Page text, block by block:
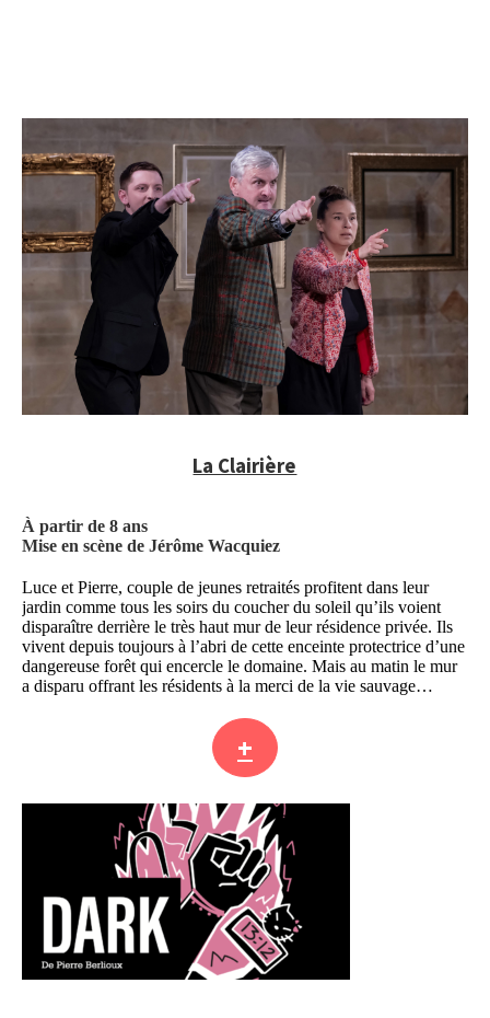
La Clairière
À partir de 8 ans
Mise en scène de Jérôme Wacquiez
Luce et Pierre, couple de jeunes retraités profitent dans leur
jardin comme tous les soirs du coucher du soleil qu’ils voient
disparaître derrière le très haut mur de leur résidence privée. Ils
vivent depuis toujours à l’abri de cette enceinte protectrice d’une
dangereuse forêt qui encercle le domaine. Mais au matin le mur
a disparu offrant les résidents à la merci de la vie sauvage…
+